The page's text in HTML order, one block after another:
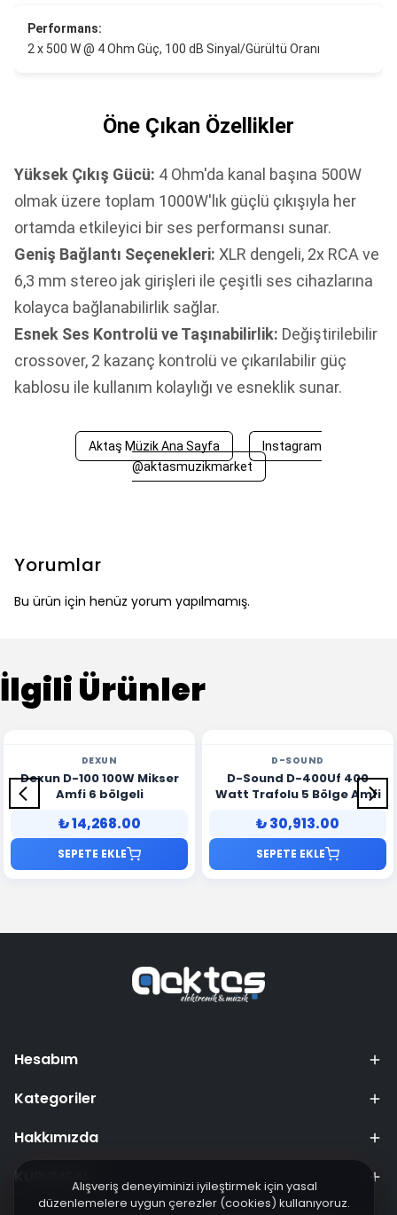
Alışveriş deneyiminizi iyileştirmek için yasal
düzenlemelere uygun çerezler (cookies) kullanıyoruz.
Performans:
2 x 500 W @ 4 Ohm Güç, 100 dB Sinyal/Gürültü Oranı
Öne Çıkan Özellikler
Yüksek Çıkış Gücü: 4 Ohm'da kanal başına 500W
olmak üzere toplam 1000W'lık güçlü çıkışıyla her
ortamda etkileyici bir ses performansı sunar.
Geniş Bağlantı Seçenekleri: XLR dengeli, 2x RCA ve
6,3 mm stereo jak girişleri ile çeşitli ses cihazlarına
kolayca bağlanabilirlik sağlar.
Esnek Ses Kontrolü ve Taşınabilirlik: Değiştirilebilir
crossover, 2 kazanç kontrolü ve çıkarılabilir güç
kablosu ile kullanım kolaylığı ve esneklik sunar.
Aktaş Müzik Ana Sayfa
Instagram
@aktasmuzikmarket
Yorumlar
Bu ürün için henüz yorum yapılmamış.
İlgili Ürünler
DEXUN
Dexun D-100 100W Mikser
Amfi 6 bölgeli
₺ 14,268.00
SEPETE EKLE
D-SOUND
D-Sound D-400Uf 400
Watt Trafolu 5 Bölge Amfi
₺ 30,913.00
SEPETE EKLE
Hesabım
Kategoriler
Hakkımızda
KURUMSAL